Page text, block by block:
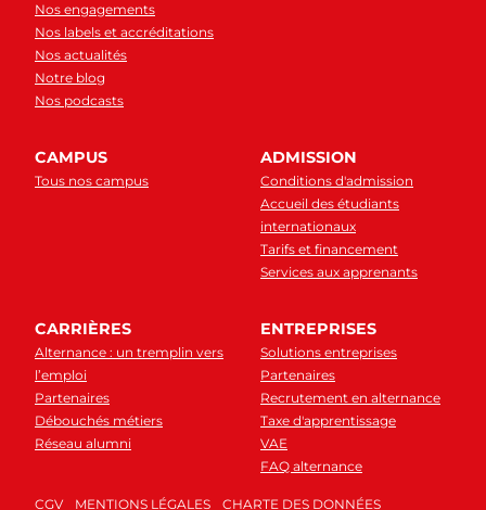
Nos engagements
Nos labels et accréditations
Nos actualités
Notre blog
Nos podcasts
CAMPUS
Tous nos campus
ADMISSION
Conditions d'admission
Accueil des étudiants
internationaux
Tarifs et financement
Services aux apprenants
CARRIÈRES
Alternance : un tremplin vers
l’emploi
Partenaires
Débouchés métiers
Réseau alumni
ENTREPRISES
Solutions entreprises
Partenaires
Recrutement en alternance
Taxe d'apprentissage
VAE
FAQ alternance
CGV MENTIONS LÉGALES CHARTE DES DONNÉES